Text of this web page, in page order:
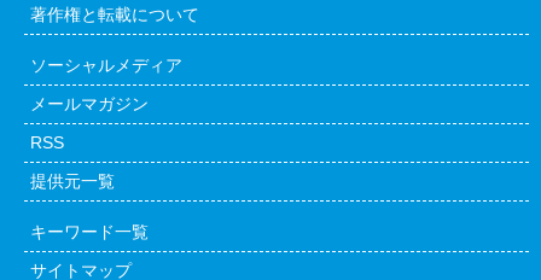
著作権と転載について
ソーシャルメディア
メールマガジン
RSS
提供元一覧
キーワード一覧
サイトマップ